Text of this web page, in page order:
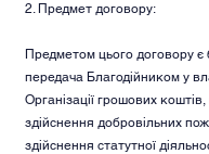
2. Предмет договору:
Предметом цього договору є
передача Благодійником у
Організації грошових
здійснення добровільних
здійснення статутної